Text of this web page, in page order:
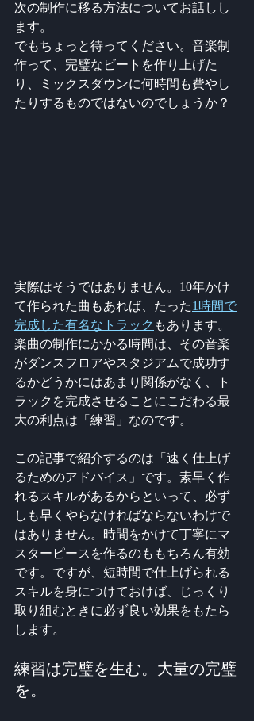
次の制作に移る方法についてお話しし
ます。
でもちょっと待ってください。音楽制
作って、完璧なビートを作り上げた
り、ミックスダウンに何時間も費やし
たりするものではないのでしょうか？
実際はそうではありません。10年かけ
て作られた曲もあれば、たった1時間で
完成した有名なトラック もあります。
楽曲の制作にかかる時間は、その音楽
がダンスフロアやスタジアムで成功す
るかどうかにはあまり関係がなく、ト
ラックを完成させることにこだわる最
大の利点は「練習」なのです。
この記事で紹介するのは「速く仕上げ
るためのアドバイス」です。素早く作
れるスキルがあるからといって、必ず
しも早くやらなければならないわけで
はありません。時間をかけて丁寧にマ
スターピースを作るのももちろん有効
です。ですが、短時間で仕上げられる
スキルを身につけておけば、じっくり
取り組むときに必ず良い効果をもたら
します。
練習は完璧を生む。大量の完璧
を。